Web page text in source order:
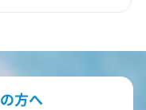
方へ